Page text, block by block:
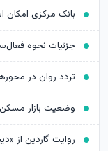
جزئیات نحوه
تردد روان در
وضعیت بازار
روایت گاردین از